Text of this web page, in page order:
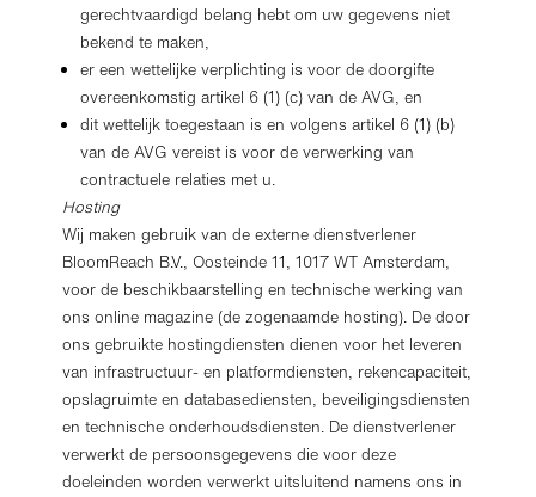
gerechtvaardigd belang hebt om uw gegevens niet
bekend te maken,
er een wettelijke verplichting is voor de doorgifte
overeenkomstig artikel 6 (1) (c) van de AVG, en
dit wettelijk toegestaan is en volgens artikel 6 (1) (b)
van de AVG vereist is voor de verwerking van
contractuele relaties met u.
Hosting
Wij maken gebruik van de externe dienstverlener
BloomReach B.V., Oosteinde 11, 1017 WT Amsterdam,
voor de beschikbaarstelling en technische werking van
ons online magazine (de zogenaamde hosting). De door
ons gebruikte hostingdiensten dienen voor het leveren
van infrastructuur- en platformdiensten, rekencapaciteit,
opslagruimte en databasediensten, beveiligingsdiensten
en technische onderhoudsdiensten. De dienstverlener
verwerkt de persoonsgegevens die voor deze
doeleinden worden verwerkt uitsluitend namens ons in